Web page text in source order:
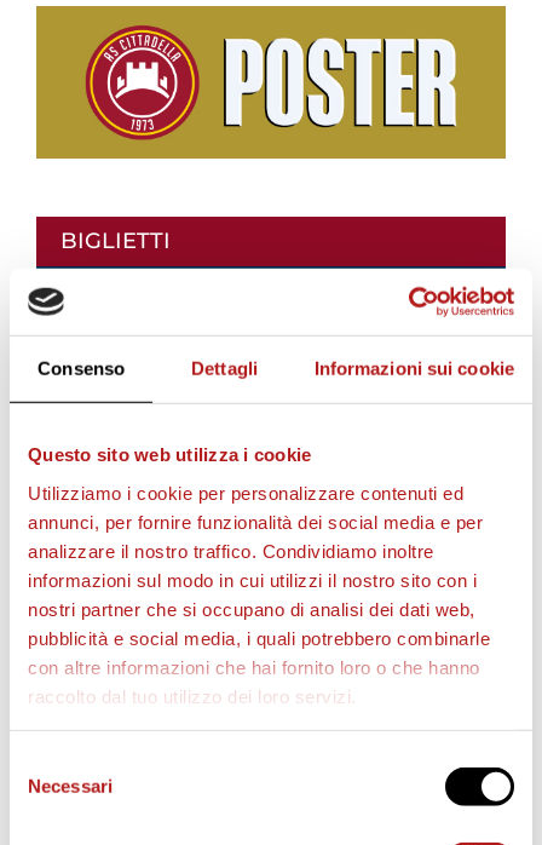
Consenso Dettagli Informazioni sui cookie
Questo sito web utilizza i cookie
Utilizziamo i cookie per personalizzare contenuti ed
annunci, per fornire funzionalità dei social media e per
analizzare il nostro traffico. Condividiamo inoltre
informazioni sul modo in cui utilizzi il nostro sito con i
nostri partner che si occupano di analisi dei dati web,
pubblicità e social media, i quali potrebbero combinarle
con altre informazioni che hai fornito loro o che hanno
raccolto dal tuo utilizzo dei loro servizi.
delNecessari
BIGLIETTI
AS CITTADELLA STORE